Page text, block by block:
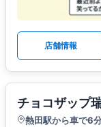
店舗情報
チョコザップ
熱田駅から車で6